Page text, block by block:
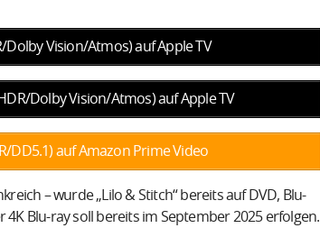
Dolby Vision/Atmos) auf Apple TV
Dolby Vision/Atmos) auf Apple TV
DD5.1) auf Amazon Prime Video
– wurde „Lilo & Stitch“ bereits auf DVD, Blu-
Blu-ray soll bereits im September 2025 erfolgen.